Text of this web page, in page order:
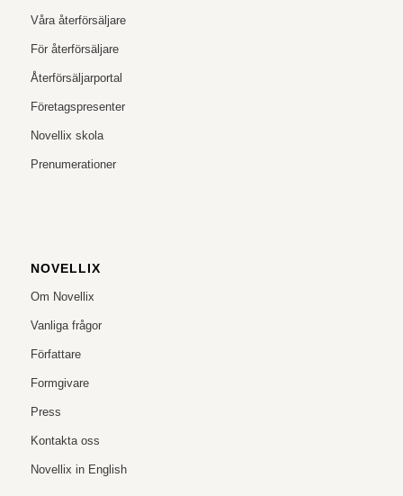
Våra återförsäljare
För återförsäljare
Återförsäljarportal
Företagspresenter
Novellix skola
Prenumerationer
NOVELLIX
Om Novellix
Vanliga frågor
Författare
Formgivare
Press
Kontakta oss
Novellix in English